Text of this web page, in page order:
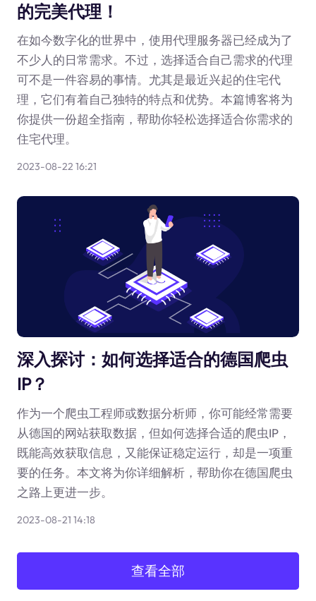
的完美代理！
在如今数字化的世界中，使用代理服务器已经成为了
不少人的日常需求。不过，选择适合自己需求的代理
可不是一件容易的事情。尤其是最近兴起的住宅代
理，它们有着自己独特的特点和优势。本篇博客将为
你提供一份超全指南，帮助你轻松选择适合你需求的
住宅代理。
2023-08-22 16:21
深入探讨：如何选择适合的德国爬虫
IP？
作为一个爬虫工程师或数据分析师，你可能经常需要
从德国的网站获取数据，但如何选择合适的爬虫IP，
既能高效获取信息，又能保证稳定运行，却是一项重
要的任务。本文将为你详细解析，帮助你在德国爬虫
之路上更进一步。
2023-08-21 14:18
查看全部